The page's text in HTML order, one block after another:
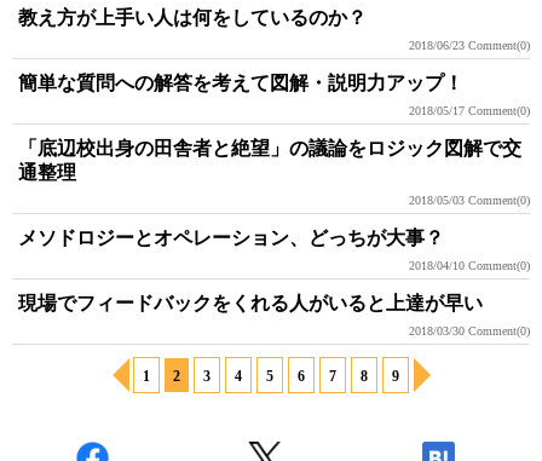
教え方が上手い人は何をしているのか？
2018/06/23 Comment(0)
簡単な質問への解答を考えて図解・説明力アップ！
2018/05/17 Comment(0)
「底辺校出身の田舎者と絶望」の議論をロジック図解で交
通整理
2018/05/03 Comment(0)
メソドロジーとオペレーション、どっちが大事？
2018/04/10 Comment(0)
現場でフィードバックをくれる人がいると上達が早い
2018/03/30 Comment(0)
1 2 3 4 5 6 7 8 9